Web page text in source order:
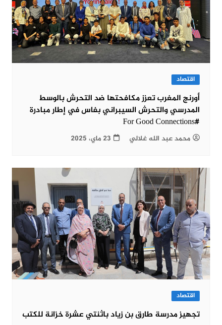
اقتصاد
أورنج المغرب تعزز مكافحتها ضد التحرش بالوسط
المدرسي والتحرش السيبراني بفاس في إطار مبادرة
#For Good Connections
محمد عبد الله غلالي 23 ماي، 2025
اقتصاد
تجهيز مدرسة طارق بن زياد باثنتي عشرة خزانة للكتب